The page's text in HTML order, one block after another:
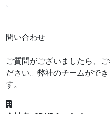
問い合わせ
ご質問がございましたら、
ださい。弊社のチームがで
す。